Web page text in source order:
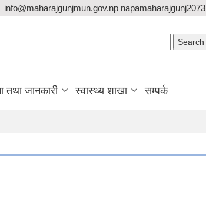
info@maharajgunjmun.gov.np
तथा जानकारी स्वास्थ्य शाखा सम्पर्क